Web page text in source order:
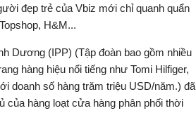
đẹp trẻ của Vbiz mới chỉ quanh quẩn
H&M...
Dương (IPP) (Tập đoàn bao gồm nhiều
hàng hiệu nổi tiếng như Tomi Hilfiger,
doanh số hàng trăm triệu USD/năm.) đã
của hàng loạt cửa hàng phân phối thời